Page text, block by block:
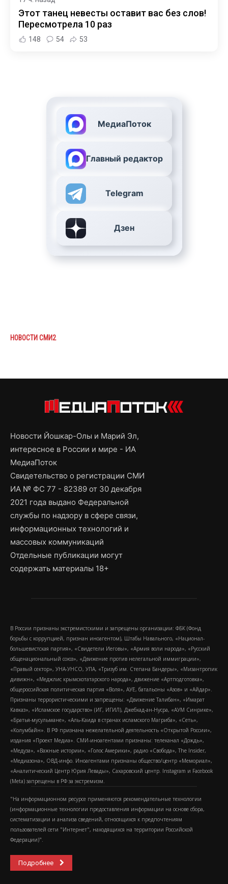
Этот танец невесты оставит вас без слов!
Пересмотрела 10 раз
148 54 53
МедиаПоток
Главный редактор
Telegram
Дзен
НОВОСТИ СМИ2
Новости Йошкар-Олы и Марий Эл,
интересное в России и мире - ИА
МедиаПоток
Свидетельство о регистрации СМИ
ИА № ФС 77 - 82389 от 30 декабря
2021 года выдано Федеральной
службы по надзору в сфере связи,
информационных технологий и
массовых коммуникаций
Отдельные публикации могут
содержать материалы 18+
В России признаны экстремистскими и запрещены организации: ФБК (Фонд
борьбы с коррупцией, признан иноагентом), Штабы Навального, «Национал-
большевистская партия», «Свидетели Иеговы», «Армия воли народа», «Русский
общенациональный союз», «Движение против нелегальной иммиграции»,
«Правый сектор», УНА-УНСО, УПА, «Тризуб им. Степана Бандеры», «Мизантропик
дивижн», «Меджлис крымскотатарского народа», движение «Артподготовка»,
общероссийская политическая партия «Воля», АУЕ, батальоны «Азов» и «Айдар».
Признаны террористическими и запрещены: «Движение Талибан», «Имарат
Кавказ», «Исламское государство» (ИГ, ИГИЛ), Джебхад-ан-Нусра, «АУМ Синрике»,
«Братья-мусульмане», «Аль-Каида в странах исламского Магриба», «Сеть»,
«Колумбайн». В РФ признана нежелательной деятельность «Открытой России»,
издания «Проект Медиа». СМИ-иноагентами признаны: телеканал «Дождь»,
«Медуза», «Важные истории», «Голос Америки», радио «Свобода», The Insider,
«Медиазона», ОВД-инфо. Иноагентами признаны общество/центр «Мемориал»,
«Аналитический Центр Юрия Левады», Сахаровский центр. Instagram и Facebook
(Metа) запрещены в РФ за экстремизм.
"На информационном ресурсе применяются рекомендательные технологии
(информационные технологии предоставления информации на основе сбора,
систематизации и анализа сведений, относящихся к предпочтениям
пользователей сети "Интернет", находящихся на территории Российской
Федерации)".
Подробнее